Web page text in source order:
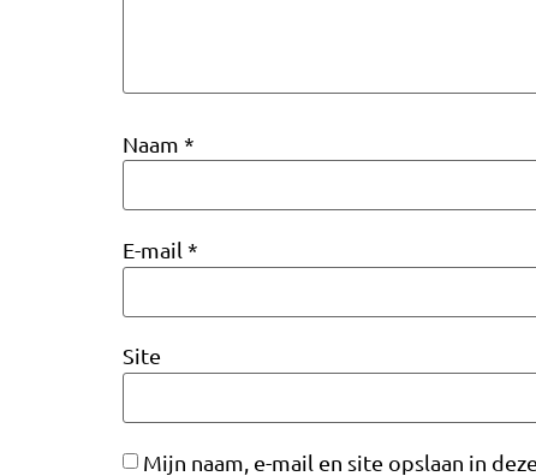
Naam *
E-mail *
Site
Mijn naam, e-mail en site opslaan in